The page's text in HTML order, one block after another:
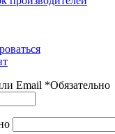
Email *Обязательно